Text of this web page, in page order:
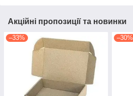
Акційні пропозиції та новинки
–33% –30%